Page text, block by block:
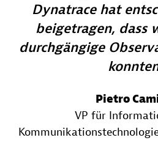
Dynatrace hat
beigetragen, dass
durchgängige
Pietro
VP für